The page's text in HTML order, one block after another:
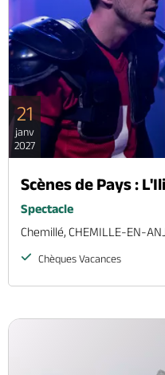
21
janv
2027
Scènes de Pays :
Spectacle
Chemillé, CHEMILLE-EN-
Chèques Vacances